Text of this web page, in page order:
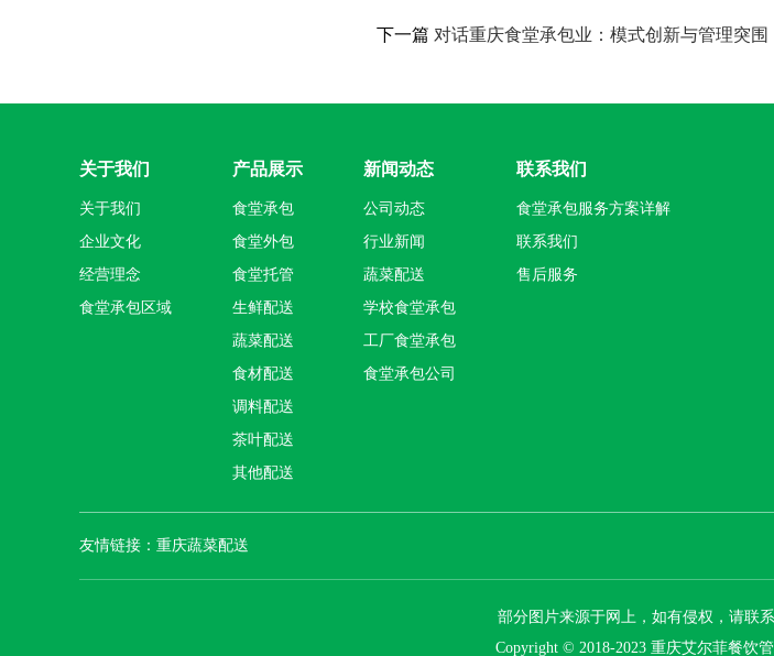
下一篇 对话重庆食堂承包业：模式创新与管理突围
关于我们
关于我们
企业文化
经营理念
食堂承包区域
产品展示
食堂承包
食堂外包
食堂托管
生鲜配送
蔬菜配送
食材配送
调料配送
茶叶配送
其他配送
新闻动态
公司动态
行业新闻
蔬菜配送
学校食堂承包
工厂食堂承包
食堂承包公司
联系我们
食堂承包服务方案详解
联系我们
售后服务
友情链接： 重庆蔬菜配送
部分图片来源于网上，如有侵权，请联
Copyright © 2018-2023 重庆艾尔菲餐饮